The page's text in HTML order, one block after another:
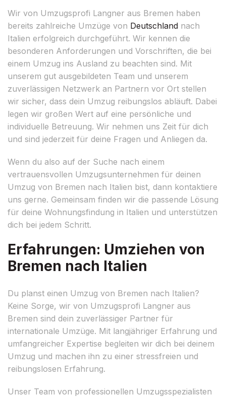
Wir von Umzugsprofi Langner aus Bremen haben
bereits zahlreiche Umzüge von Deutschland nach
Italien erfolgreich durchgeführt. Wir kennen die
besonderen Anforderungen und Vorschriften, die bei
einem Umzug ins Ausland zu beachten sind. Mit
unserem gut ausgebildeten Team und unserem
zuverlässigen Netzwerk an Partnern vor Ort stellen
wir sicher, dass dein Umzug reibungslos abläuft. Dabei
legen wir großen Wert auf eine persönliche und
individuelle Betreuung. Wir nehmen uns Zeit für dich
und sind jederzeit für deine Fragen und Anliegen da.
Wenn du also auf der Suche nach einem
vertrauensvollen Umzugsunternehmen für deinen
Umzug von Bremen nach Italien bist, dann kontaktiere
uns gerne. Gemeinsam finden wir die passende Lösung
für deine Wohnungsfindung in Italien und unterstützen
dich bei jedem Schritt.
Erfahrungen: Umziehen von
Bremen nach Italien
Du planst einen Umzug von Bremen nach Italien?
Keine Sorge, wir von Umzugsprofi Langner aus
Bremen sind dein zuverlässiger Partner für
internationale Umzüge. Mit langjähriger Erfahrung und
umfangreicher Expertise begleiten wir dich bei deinem
Umzug und machen ihn zu einer stressfreien und
reibungslosen Erfahrung.
Unser Team von professionellen Umzugsspezialisten